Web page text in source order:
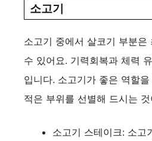
소고기
소고기 중에서 살코기 부분은
수 있어요. 기력회복과 체력
입니다. 소고기가 좋은 역할
적은 부위를 선별해 드시는
소고기 스테이크: 소고